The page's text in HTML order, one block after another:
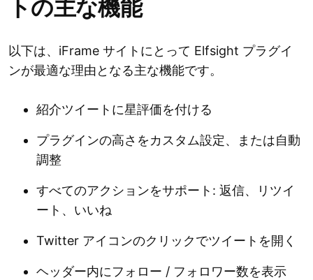
トの主な機能
以下は、iFrame サイトにとって Elfsight プラグイ
ンが最適な理由となる主な機能です。
紹介ツイートに星評価を付ける
プラグインの高さをカスタム設定、または自動
調整
すべてのアクションをサポート: 返信、リツイ
ート、いいね
Twitter アイコンのクリックでツイートを開く
ヘッダー内にフォロー / フォロワー数を表示